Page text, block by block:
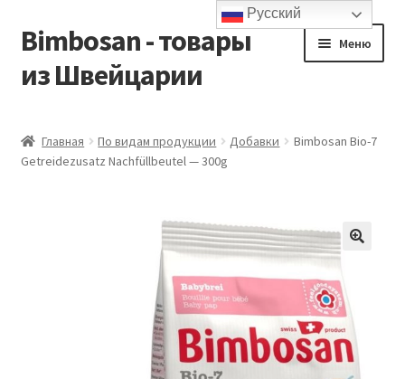
Перейти
к
навигации
Перейти
к
содержимому
Bimbosan - товары
из Швейцарии
Меню
Блог
Главная По видам продукции Добавки
Bimbosan Bio-7
Getreidezusatz Nachfüllbeutel — 300g
Русский